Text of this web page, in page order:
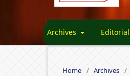
Archives
Home / Archives /